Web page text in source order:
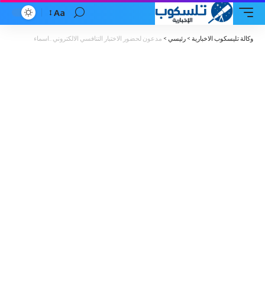
Font
Resizer
Aa
وكالة تليسكوب الاخبارية > رئيسي > مدعون لحضور الاختبار التنافسي الالكتروني ..اسماء